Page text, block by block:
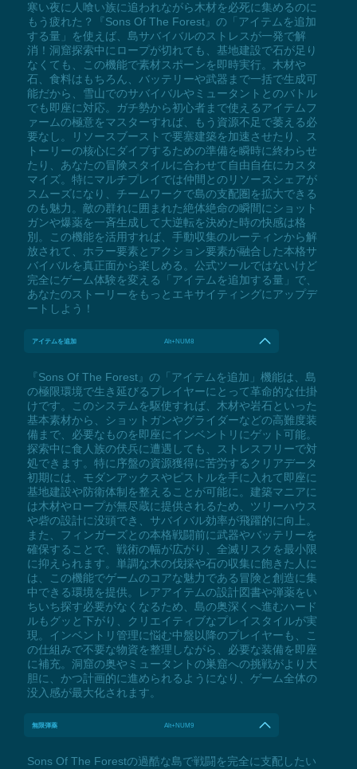
寒い夜に人喰い族に追われながら木材を必死に集めるのに
もう疲れた？『Sons Of The Forest』の「アイテムを追加
する量」を使えば、島サバイバルのストレスが一発で解
消！洞窟探索中にロープが切れても、基地建設で石が足り
なくても、この機能で素材スポーンを即時実行。木材や
石、食料はもちろん、バッテリーや武器まで一括で生成可
能だから、雪山でのサバイバルやミュータントとのバトル
でも即座に対応。ガチ勢から初心者まで使えるアイテムフ
ァームの極意をマスターすれば、もう資源不足で萎える必
要なし。リソースブーストで要塞建築を加速させたり、ス
トーリーの核心にダイブするための準備を瞬時に終わらせ
たり、あなたの冒険スタイルに合わせて自由自在にカスタ
マイズ。特にマルチプレイでは仲間とのリソースシェアが
スムーズになり、チームワークで島の支配圏を拡大できる
のも魅力。敵の群れに囲まれた絶体絶命の瞬間にショット
ガンや爆薬を一斉生成して大逆転を決めた時の快感は格
別。この機能を活用すれば、手動収集のルーティンから解
放されて、ホラー要素とアクション要素が融合した本格サ
バイバルを真正面から楽しめる。公式ツールではないけど
完全にゲーム体験を変える「アイテムを追加する量」で、
あなたのストーリーをもっとエキサイティングにアップデ
ートしよう！
アイテムを追加 Alt+NUM8
『Sons Of The Forest』の「アイテムを追加」機能は、島
の極限環境で生き延びるプレイヤーにとって革命的な仕掛
けです。このシステムを駆使すれば、木材や岩石といった
基本素材から、ショットガンやグライダーなどの高難度装
備まで、必要なものを即座にインベントリにゲット可能。
探索中に食人族の伏兵に遭遇しても、ストレスフリーで対
処できます。特に序盤の資源獲得に苦労するクリアデータ
初期には、モダンアックスやピストルを手に入れて即座に
基地建設や防衛体制を整えることが可能に。建築マニアに
は木材やロープが無尽蔵に提供されるため、ツリーハウス
や砦の設計に没頭でき、サバイバル効率が飛躍的に向上。
また、フィンガーズとの本格戦闘前に武器やバッテリーを
確保することで、戦術の幅が広がり、全滅リスクを最小限
に抑えられます。単調な木の伐採や石の収集に飽きた人に
は、この機能でゲームのコアな魅力である冒険と創造に集
中できる環境を提供。レアアイテムの設計図書や弾薬をい
ちいち探す必要がなくなるため、島の奥深くへ進むハード
ルもグッと下がり、クリエイティブなプレイスタイルが実
現。インベントリ管理に悩む中盤以降のプレイヤーも、こ
の仕組みで不要な物資を整理しながら、必要な装備を即座
に補充。洞窟の奥やミュータントの巣窟への挑戦がより大
胆に、かつ計画的に進められるようになり、ゲーム全体の
没入感が最大化されます。
無限弾薬 Alt+NUM9
Sons Of The Forestの過酷な島で戦闘を完全に支配したい